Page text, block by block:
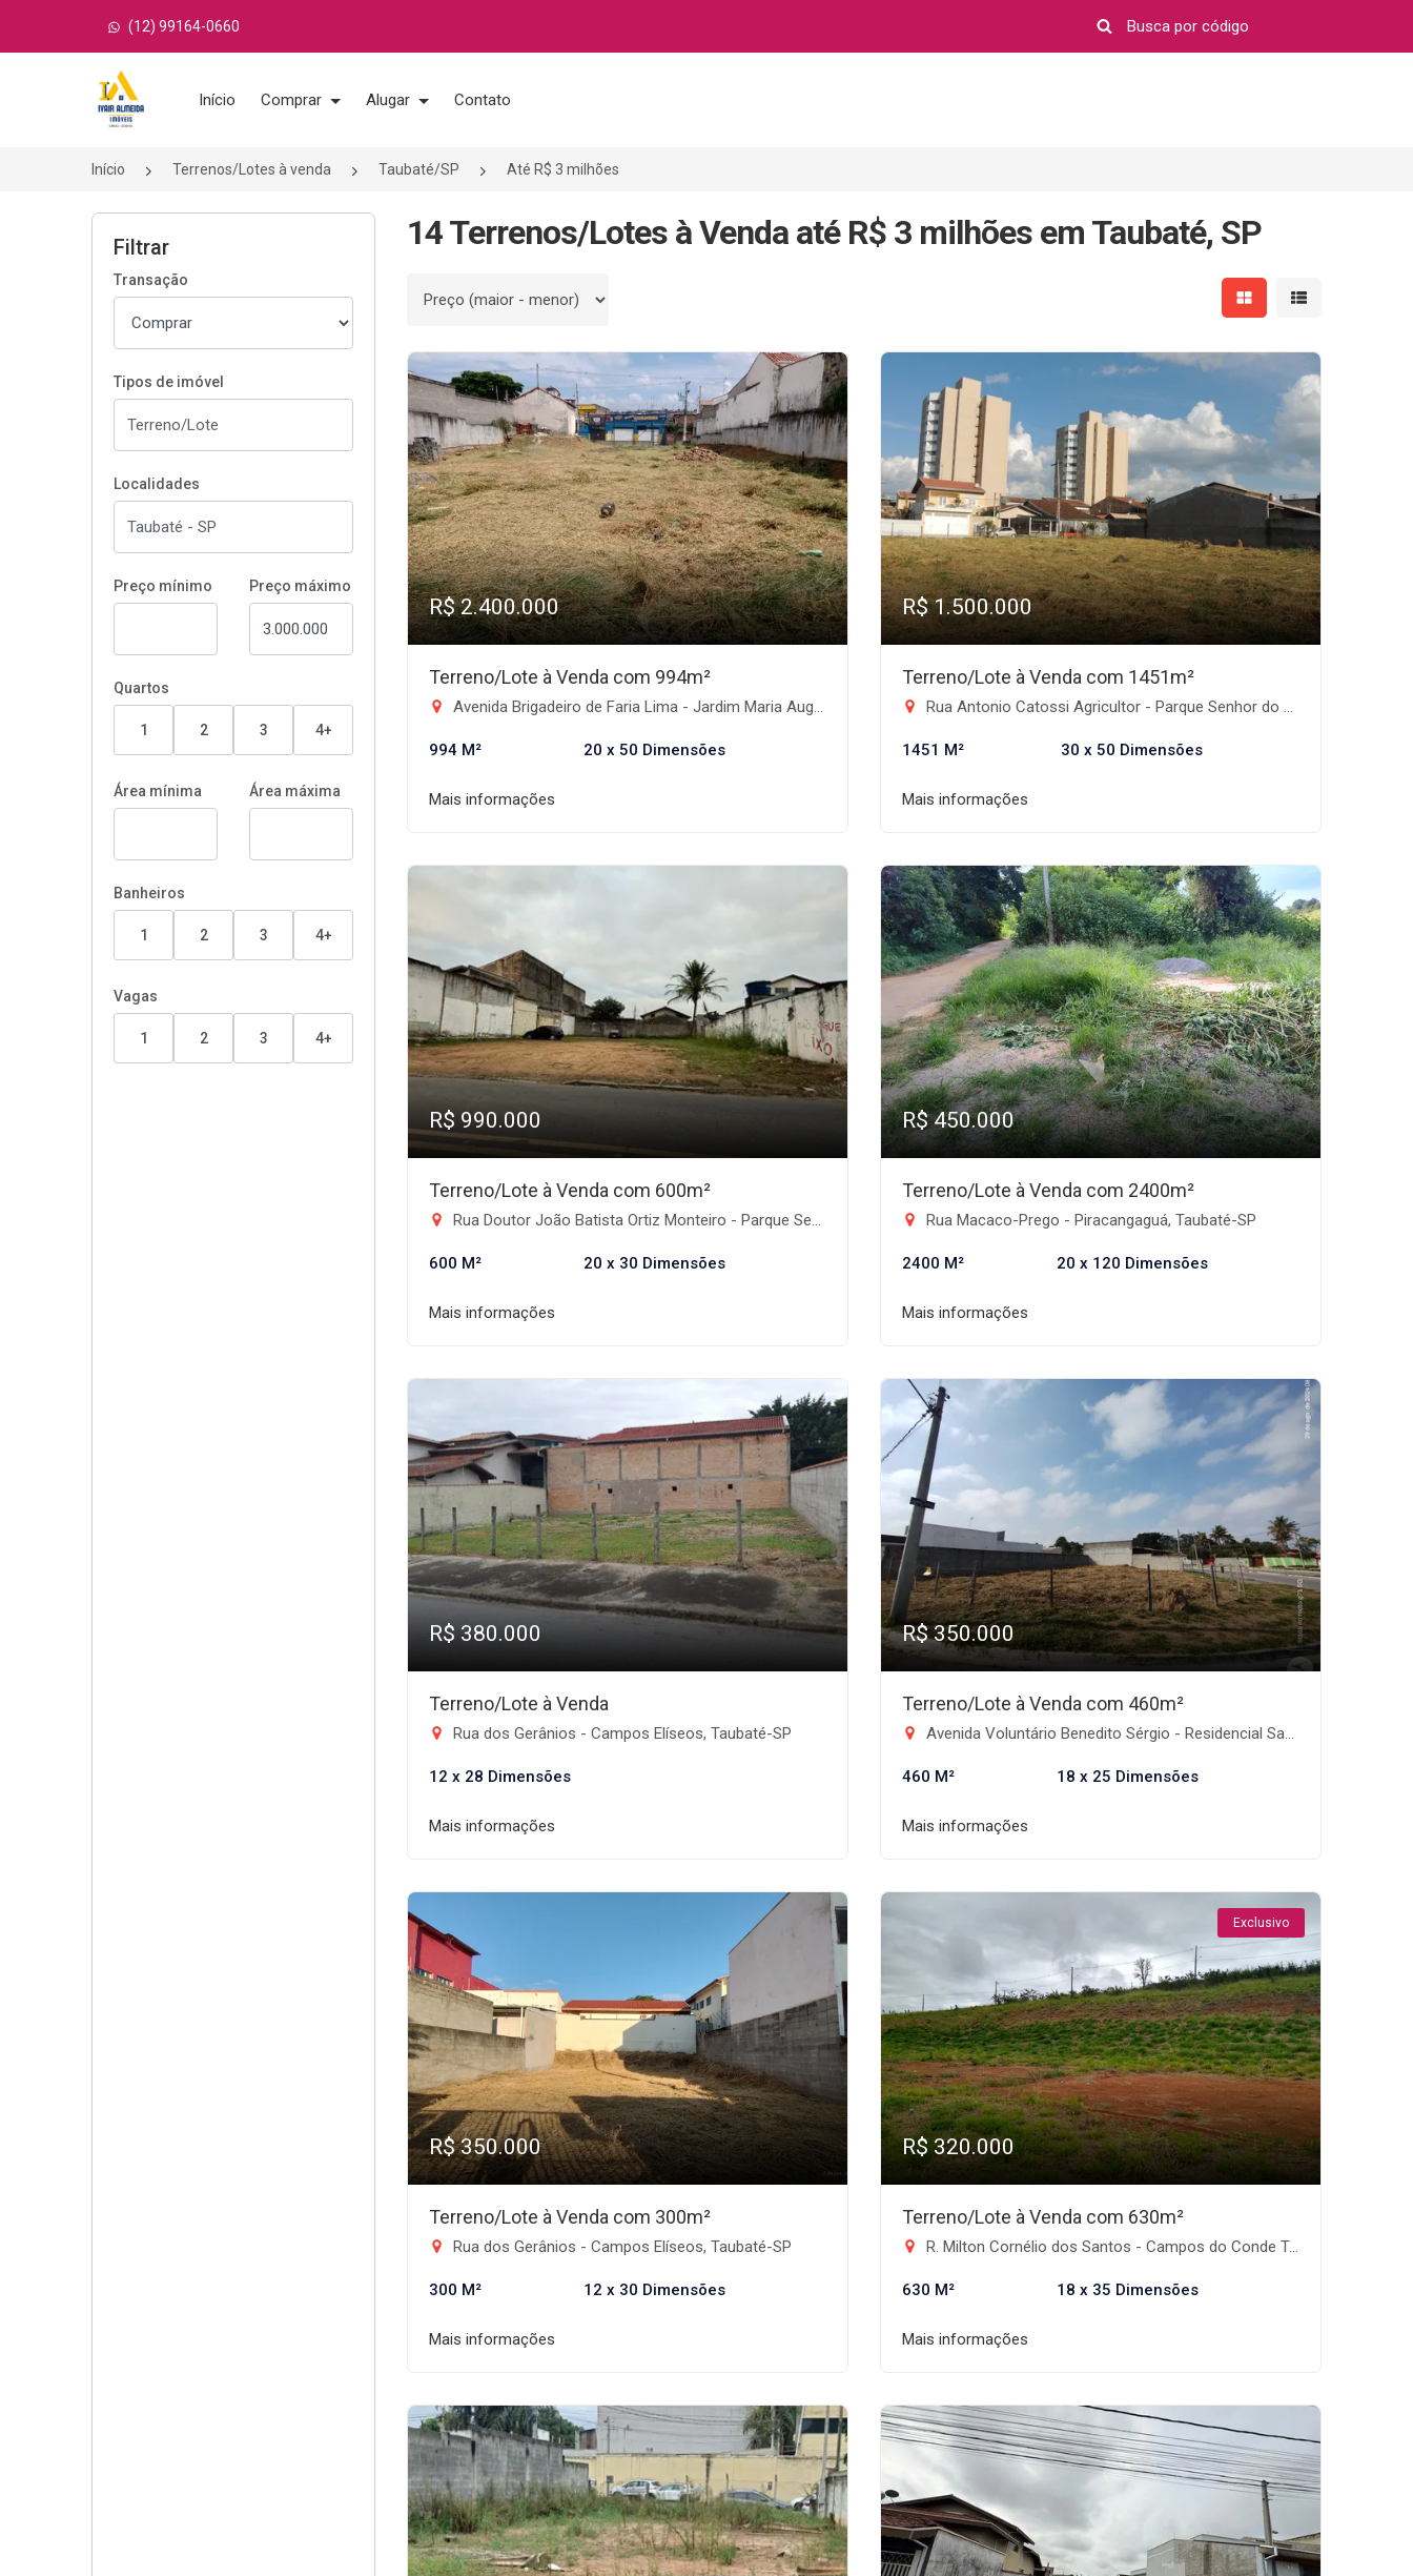
(12) 99164-0660
Página inicial
Início Comprar Alugar Contato
Início Terrenos/Lotes à venda Taubaté/SP Até R$ 3 milhões
Filtrar
Transação
Tipos de imóvel
Localidades
Preço mínimo Preço máximo
Quartos
1 2 3 4+
Área mínima Área máxima
Banheiros
1 2 3 4+
Vagas
1 2 3 4+
14 Terrenos/Lotes à Venda até R$ 3 milhões em Taubaté, SP
Ordenar por Mostrar resultados em
Mostrar
R$ 2.400.000
Terreno/Lote à Venda com 994m²
Avenida Brigadeiro de Faria Lima - Jardim Maria Augusta, Taubaté-SP
994 M² 20 x 50 Dimensões
Mais informações
R$ 1.500.000
Terreno/Lote à Venda com 1451m²
Rua Antonio Catossi Agricultor - Parque Senhor do Bonfim, Taubaté-SP
1451 M² 30 x 50 Dimensões
Mais informações
R$ 990.000
Terreno/Lote à Venda com 600m²
Rua Doutor João Batista Ortiz Monteiro - Parque Senhor do Bonfim, Taubaté-SP
600 M² 20 x 30 Dimensões
Mais informações
R$ 450.000
Terreno/Lote à Venda com 2400m²
Rua Macaco-Prego - Piracangaguá, Taubaté-SP
2400 M² 20 x 120 Dimensões
Mais informações
R$ 380.000
Terreno/Lote à Venda
Rua dos Gerânios - Campos Elíseos, Taubaté-SP
12 x 28 Dimensões
Mais informações
R$ 350.000
Terreno/Lote à Venda com 460m²
Avenida Voluntário Benedito Sérgio - Residencial Santa Izabel, Taubaté-SP
460 M² 18 x 25 Dimensões
Mais informações
R$ 350.000
Terreno/Lote à Venda com 300m²
Rua dos Gerânios - Campos Elíseos, Taubaté-SP
300 M² 12 x 30 Dimensões
Mais informações
Exclusivo
R$ 320.000
Terreno/Lote à Venda com 630m²
R. Milton Cornélio dos Santos - Campos do Conde Taubaté, Taubaté-SP
630 M² 18 x 35 Dimensões
Mais informações